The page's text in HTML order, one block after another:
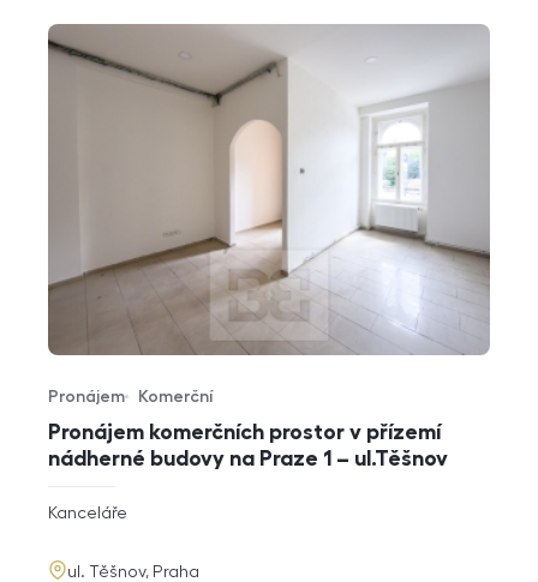
Pronájem komerčních prostor v přízemí
nádherné budovy na Praze 1 – ul.Těšnov
Typ nabídky
Pronájem
Typ nemovitosti
Komerční
rozměry
dispozice
Kanceláře
adresa
ul. Těšnov, Praha